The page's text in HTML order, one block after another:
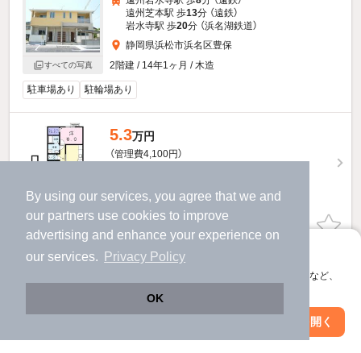
By using our services, you agree that we and
our partners use cookies to improve
advertising and enhance your experience on
our services.
Privacy Policy
OK
アプリに切り替えて、サクサクお部屋探し
会員登録なしですぐ使える。マップ検索やお気に入り保存など、
アプリを開く
すべての写真
遠州芝本駅 歩13分 （遠鉄）
岩水寺駅 歩20分 （浜名湖鉄道）
静岡県浜松市浜名区豊保
2階建 / 14年1ヶ月 / 木造
駐車場あり 駐輪場あり
5.3万円
（管理費4,100円）
2階 / 2LDK / 58.33㎡
お問い合わせ
ほか提供
レジデンスサンフラワーのすべての部屋を見る
他の人はこんな条件で絞り込んでいます！
絞り込み条件を変更